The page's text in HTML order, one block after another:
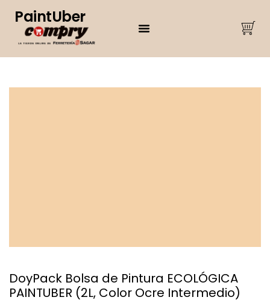
PaintUber
DoyPack Bolsa de Pintura ECOLÓGICA
PAINTUBER (2L, Color Ocre Intermedio)